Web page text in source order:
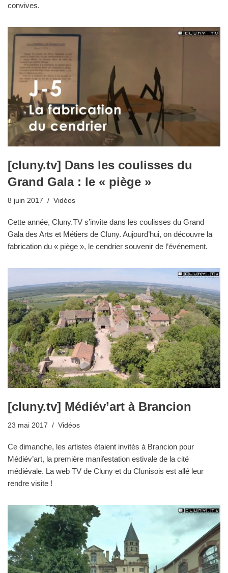
convives.
[cluny.tv] Dans les coulisses du
Grand Gala : le « piège »
8 juin 2017 Vidéos
Cette année, Cluny.TV s’invite dans les coulisses du Grand
Gala des Arts et Métiers de Cluny. Aujourd’hui, on découvre la
fabrication du « piège », le cendrier souvenir de l’événement.
[cluny.tv] Médiév’art à Brancion
23 mai 2017 Vidéos
Ce dimanche, les artistes étaient invités à Brancion pour
Médiév’art, la première manifestation estivale de la cité
médiévale. La web TV de Cluny et du Clunisois est allé leur
rendre visite !